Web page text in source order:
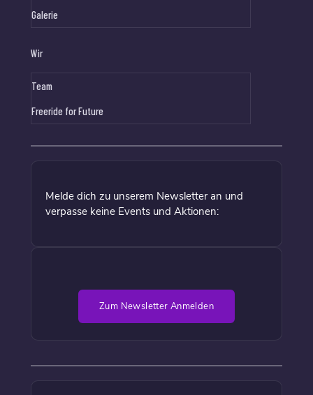
Galerie
Wir
Team
Freeride for Future
Melde dich zu unserem Newsletter an und
verpasse keine Events und Aktionen:
Zum Newsletter Anmelden